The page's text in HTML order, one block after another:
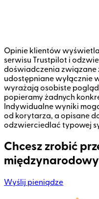
Opinie klientów
serwisu Trustpilot i
doświadczenia związane
udostępniane wyłącznie
wyrażają osobiste
popieramy żadnych
Indywidualne wyniki
od korytarza, a opisane
odzwierciedlać typowej
Chcesz zrobić
Wyślij pieniądze